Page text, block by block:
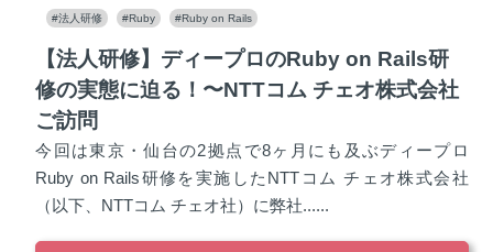
#法人研修 #Ruby #Ruby on Rails
【法人研修】ディープロのRuby on Rails研
修の実態に迫る！〜NTTコム チェオ株式会社
ご訪問
今回は東京・仙台の2拠点で8ヶ月にも及ぶディープロ
Ruby on Rails研修を実施したNTTコム チェオ株式会社
（以下、NTTコム チェオ社）に弊社......